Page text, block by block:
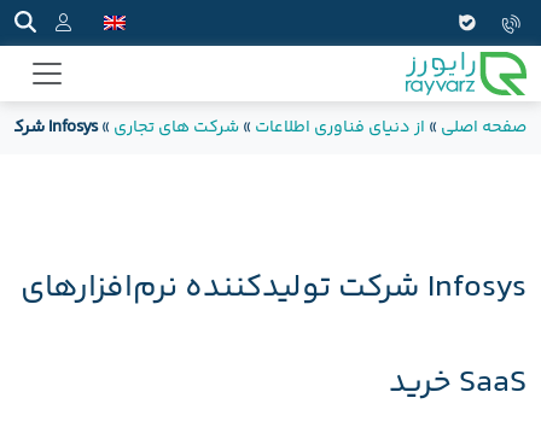
صفحه اصلی » از دنیای فناوری اطلاعات »شرکت های تجاری »Infosys شرکت تولیدکننده نرم‌افزارهای SaaS خرید
Infosys شرکت تولیدکننده نرم‌افزارهای
SaaS خرید